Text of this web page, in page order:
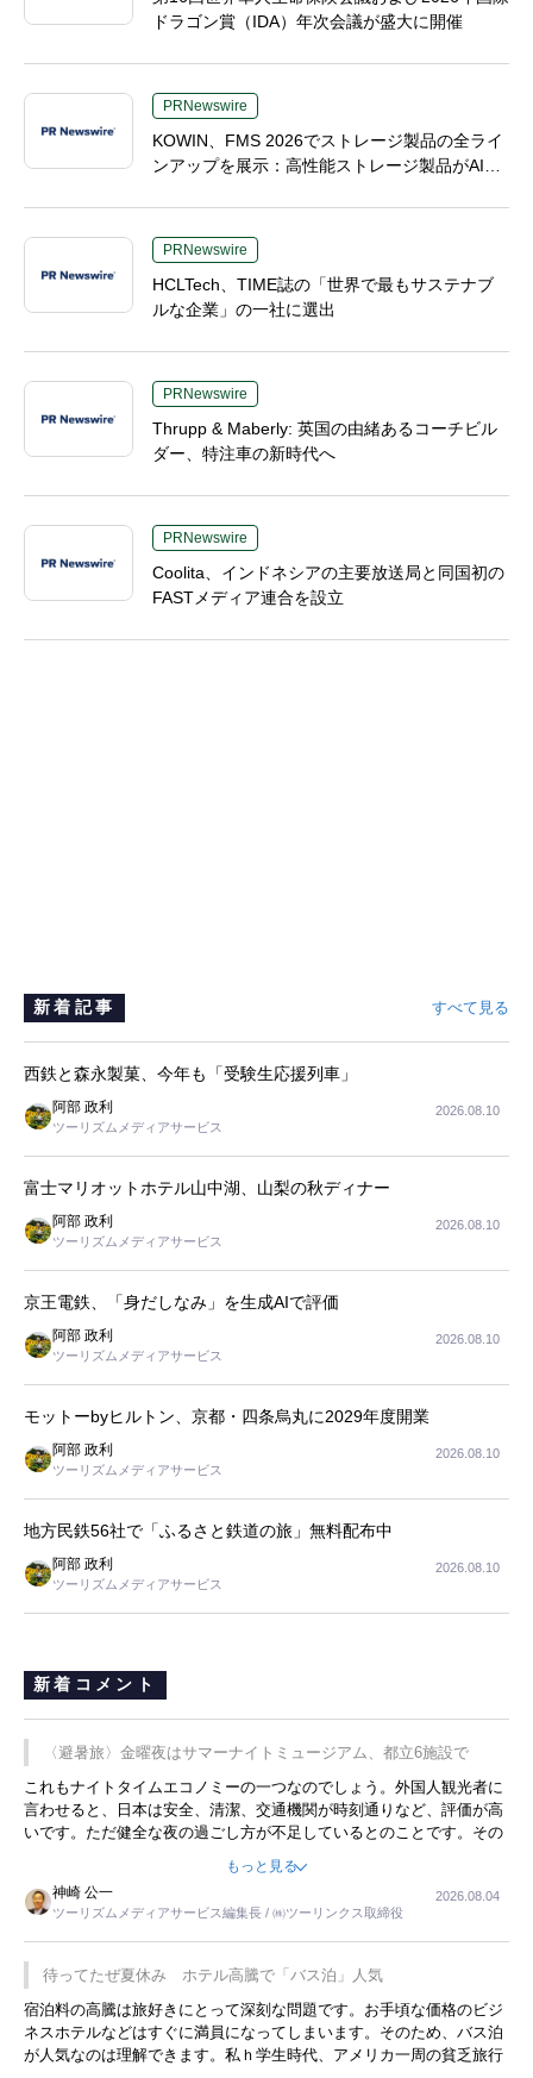
ドラゴン賞（IDA）年次会議が盛大に開催
PRNewswire
KOWIN、FMS 2026でストレージ製品の全ライ
ンアップを展示：高性能ストレージ製品がAI分
PRNewswire
HCLTech、TIME誌の「世界で最もサステナブ
ルな企業」の一社に選出
PRNewswire
Thrupp & Maberly: 英国の由緒あるコーチビル
ダー、特注車の新時代へ
PRNewswire
Coolita、インドネシアの主要放送局と同国初の
FASTメディア連合を設立
新着記事 すべて見る
西鉄と森永製菓、今年も「受験生応援列車」
阿部 政利
ツーリズムメディアサービス
2026.08.10
富士マリオットホテル山中湖、山梨の秋ディナー
阿部 政利
ツーリズムメディアサービス
2026.08.10
京王電鉄、「身だしなみ」を生成AIで評価
阿部 政利
ツーリズムメディアサービス
2026.08.10
モットーbyヒルトン、京都・四条烏丸に2029年度開業
阿部 政利
ツーリズムメディアサービス
2026.08.10
地方民鉄56社で「ふるさと鉄道の旅」無料配布中
阿部 政利
ツーリズムメディアサービス
2026.08.10
新着コメント
〈避暑旅〉金曜夜はサマーナイトミュージアム、都立6施設で
これもナイトタイムエコノミーの一つなのでしょう。外国人観光者に
言わせると、日本は安全、清潔、交通機関が時刻通りなど、評価が高
いです。ただ健全な夜の過ごし方が不足しているとのことです。その
限らず外国人にとっても楽しみが増えるでしょうね。
もっと見る
神崎 公一
ツーリズムメディアサービス編集長 / ㈱ツーリンクス取締役
2026.08.04
待ってたぜ夏休み ホテル高騰で「バス泊」人気
宿泊料の高騰は旅好きにとって深刻な問題です。お手頃な価格のビジ
ネスホテルなどはすぐに満員になってしまいます。そのため、バス泊
が人気なのは理解できます。私ｈ学生時代、アメリカ一周の貧乏旅行